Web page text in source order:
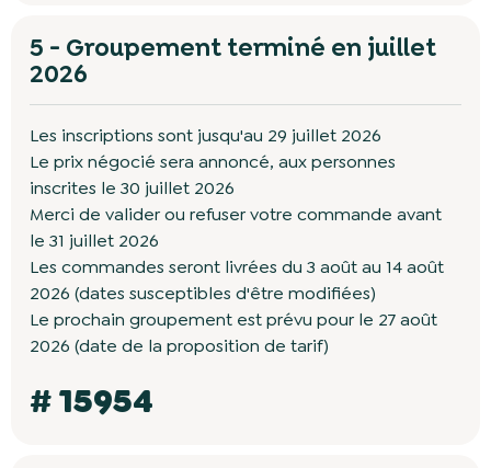
5 - Groupement terminé en juillet
2026
Les inscriptions sont jusqu'au 29 juillet 2026
Le prix négocié sera annoncé, aux personnes
inscrites le 30 juillet 2026
Merci de valider ou refuser votre commande avant
le 31 juillet 2026
Les commandes seront livrées du 3 août au 14 août
2026 (dates susceptibles d'être modifiées)
Le prochain groupement est prévu pour le 27 août
2026 (date de la proposition de tarif)
# 15954